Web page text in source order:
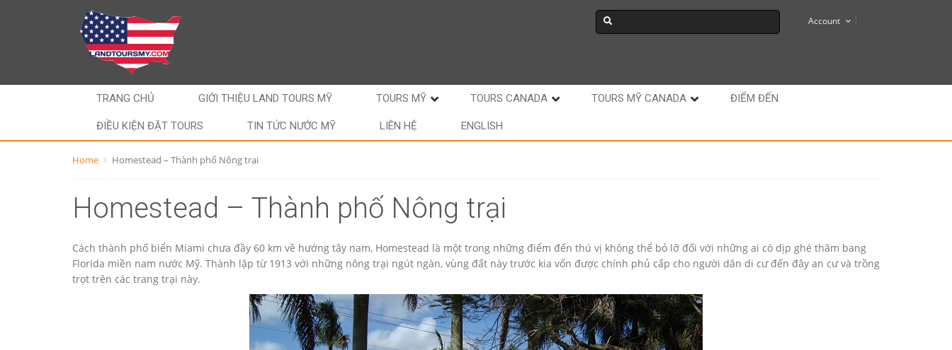
Account
TRANG CHỦ GIỚI THIỆU LAND TOURS MỸ TOURS MỸ TOURS CANADA TOURS MỸ CANADA ĐIỂM ĐẾN
ĐIỀU KIỆN ĐẶT TOURS TIN TỨC NƯỚC MỸ LIÊN HỆ ENGLISH
Home Homestead – Thành phố Nông trại
Homestead – Thành phố Nông trại
Cách thành phố biển Miami chưa đầy 60 km về hướng tây nam, Homestead là một trong những điểm đến thú vị không thể bỏ lỡ đối với những ai có dịp ghé thăm bang
Florida miền nam nước Mỹ. Thành lập từ 1913 với những nông trại ngút ngàn, vùng đất này trước kia vốn được chính phủ cấp cho người dân di cư đến đây an cư và trồng
trọt trên các trang trại này.